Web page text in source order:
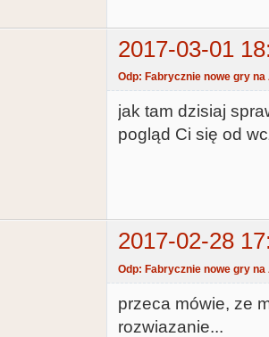
2017-03-01
Odp: Fabrycznie nowe gry
jak tam dzisiaj
pogląd Ci się od
2017-02-28
Odp: Fabrycznie nowe gry
przeca mówie, ze
rozwiazanie...